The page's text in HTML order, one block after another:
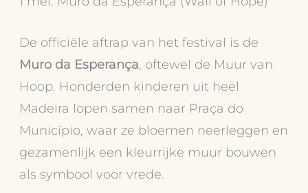
De officiële aftrap van het festival is de
Muro da Esperança, oftewel de Muur van
Hoop. Honderden kinderen uit heel
Madeira lopen samen naar Praça do
Município, waar ze bloemen neerleggen en
gezamenlijk een kleurrijke muur bouwen
als symbool voor vrede.